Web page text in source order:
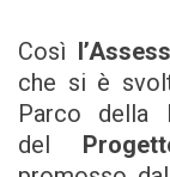
Così
che si è
Parco della
del